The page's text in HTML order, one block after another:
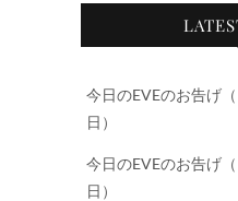
今日のEVEのお告げ
日）
今日のEVEのお告げ
日）